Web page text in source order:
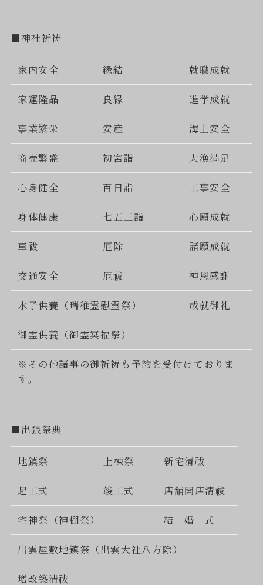
■神社祈祷
家内安全 縁結 就職成就
家運隆晶 良縁 進学成就
事業繁栄 安産 海上安全
商売繁盛 初宮詣 大漁満足
心身健全 百日詣 工事安全
身体健康 七五三詣 心願成就
車祓 厄除 諸願成就
交通安全 厄祓 神恩感謝
水子供養（瑞稚霊慰霊祭） 成就御礼
御霊供養（御霊冥福祭）
※その他諸事の御祈祷も予約を受付けておりま
す。
■出張祭典
地鎮祭 上棟祭 新宅清祓
起工式 竣工式 店舗開店清祓
宅神祭（神棚祭） 結 婚 式
出雲屋敷地鎮祭（出雲大社八方除）
増改築清祓